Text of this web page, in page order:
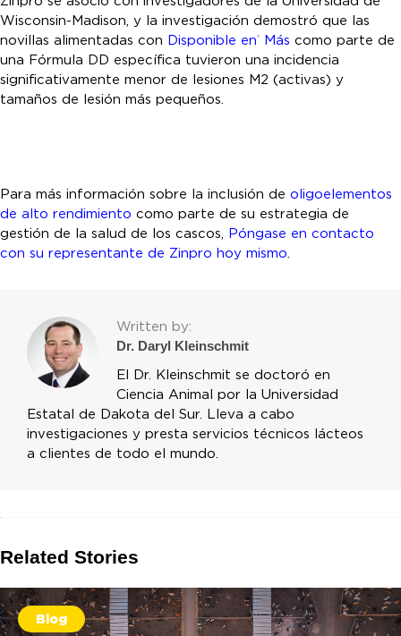
Wisconsin-Madison, y la investigación demostró que las
novillas alimentadas con Disponible en® Más como parte de
una Fórmula DD específica tuvieron una incidencia
significativamente menor de lesiones M2 (activas) y
tamaños de lesión más pequeños.
Para más información sobre la inclusión de oligoelementos
de alto rendimiento como parte de su estrategia de
gestión de la salud de los cascos, Póngase en contacto
con su representante de Zinpro hoy mismo.
Written by:
Dr. Daryl Kleinschmit
El Dr. Kleinschmit se doctoró en
Ciencia Animal por la Universidad
Estatal de Dakota del Sur. Lleva a cabo
investigaciones y presta servicios técnicos lácteos
a clientes de todo el mundo.
Related Stories
Blog